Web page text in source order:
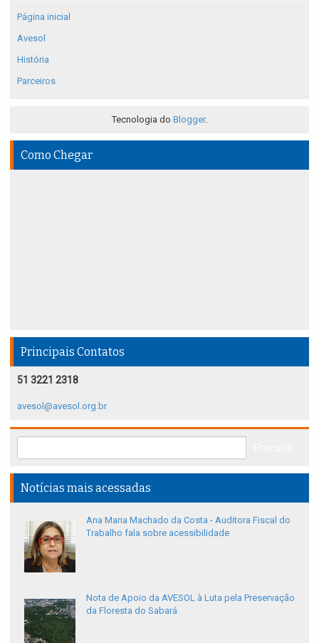
Página inicial
Avesol
História
Parceiros
Tecnologia do Blogger.
Como Chegar
Principais Contatos
51 3221 2318
avesol@avesol.org.br
Notícias mais acessadas
Ana Maria Machado da Costa - Auditora Fiscal do
Trabalho fala sobre acessibilidade
Nota de Apoio da AVESOL à Luta pela Preservação
da Floresta do Sabará